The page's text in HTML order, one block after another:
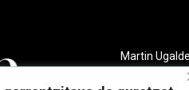
Martin
Gudarien